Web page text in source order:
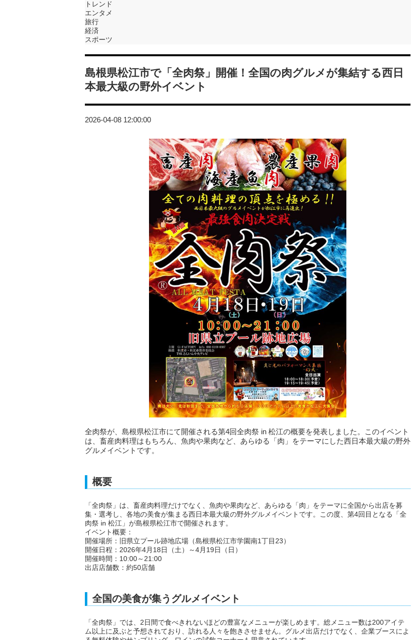
トレンド
エンタメ
旅行
経済
スポーツ
島根県松江市で「全肉祭」開催！全国の肉グルメが集結する西日
本最大級の野外イベント
2026-04-08 12:00:00
全肉祭が、島根県松江市にて開催される第4回全肉祭 in 松江の概要を発表しました。このイベント
は、畜産肉料理はもちろん、魚肉や果肉など、あらゆる「肉」をテーマにした西日本最大級の野外
グルメイベントです。
概要
「全肉祭」は、畜産肉料理だけでなく、魚肉や果肉など、あらゆる「肉」をテーマに全国から出店を募
集・選考し、各地の美食が集まる西日本最大級の野外グルメイベントです。この度、第4回目となる「全
肉祭 in 松江」が島根県松江市で開催されます。
イベント概要：
開催場所：旧県立プール跡地広場（島根県松江市学園南1丁目23）
開催日程：2026年4月18日（土）～4月19日（日）
開催時間：10:00～21:00
出店店舗数：約50店舗
全国の美食が集うグルメイベント
「全肉祭」では、2日間で食べきれないほどの豊富なメニューが楽しめます。総メニュー数は200アイテ
ム以上に及ぶと予想されており、訪れる人々を飽きさせません。グルメ出店だけでなく、企業ブースによ